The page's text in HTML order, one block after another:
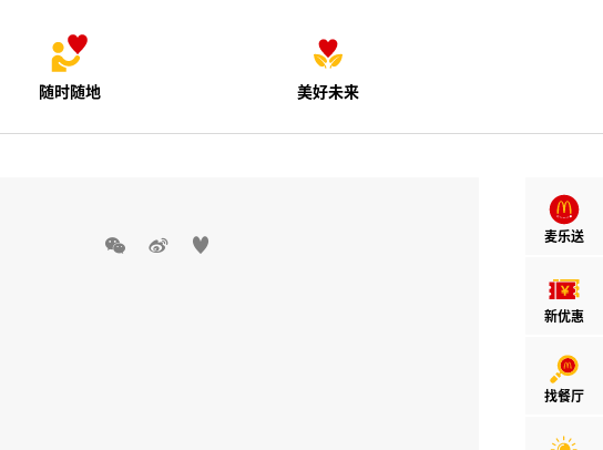
随时随地 美好未来
麦乐送
新优惠
找餐厅
  